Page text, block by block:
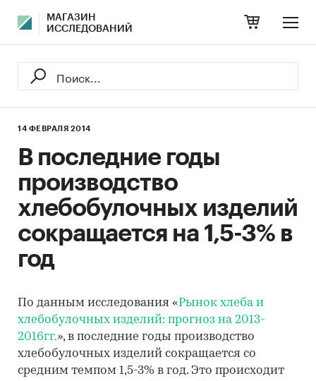
МАГАЗИН
ИССЛЕДОВАНИЙ
14 ФЕВРАЛЯ 2014
В последние годы
производство
хлебобулочных изделий
сокращается на 1,5-3% в
год
По данным исследования «Рынок хлеба и
хлебобулочных изделий: прогноз на 2013-
2016гг.», в последние годы производство
хлебобулочных изделий сокращается со
средним темпом 1,5-3% в год. Это происходит